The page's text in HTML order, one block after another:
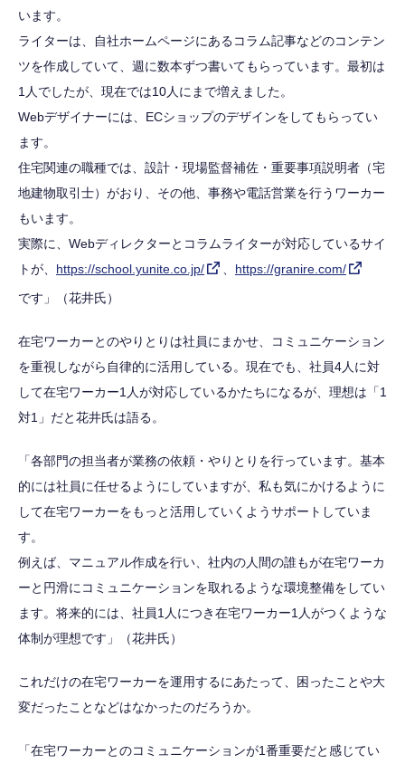
います。
ライターは、自社ホームページにあるコラム記事などのコンテン
ツを作成していて、週に数本ずつ書いてもらっています。最初は
1人でしたが、現在では10人にまで増えました。
Webデザイナーには、ECショップのデザインをしてもらってい
ます。
住宅関連の職種では、設計・現場監督補佐・重要事項説明者（宅
地建物取引士）がおり、その他、事務や電話営業を行うワーカー
もいます。
実際に、Webディレクターとコラムライターが対応しているサイ
トが、 https://school.yunite.co.jp/
https://granire.com/
です」（花井氏）
在宅ワーカーとのやりとりは社員にまかせ、コミュニケーション
を重視しながら自律的に活用している。現在でも、社員4人に対
して在宅ワーカー1人が対応しているかたちになるが、理想は「1
対1」だと花井氏は語る。
「各部門の担当者が業務の依頼・やりとりを行っています。基本
的には社員に任せるようにしていますが、私も気にかけるように
して在宅ワーカーをもっと活用していくようサポートしていま
す。
例えば、マニュアル作成を行い、社内の人間の誰もが在宅ワーカ
ーと円滑にコミュニケーションを取れるような環境整備をしてい
ます。将来的には、社員1人につき在宅ワーカー1人がつくような
体制が理想です」（花井氏）
これだけの在宅ワーカーを運用するにあたって、困ったことや大
変だったことなどはなかったのだろうか。
「在宅ワーカーとのコミュニケーションが1番重要だと感じてい